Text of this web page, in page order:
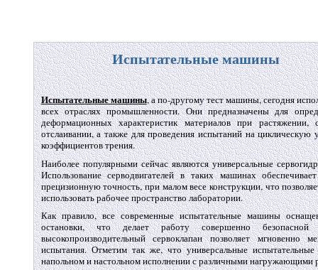
Испытательные машины
Испытательные машины, а по-другому тест машины, сегодня
всех отраслях промышленности. Они предназначены для
деформационных характеристик материалов при растяжении,
отслаивании, а также для проведения испытаний на циклическую
коэффициентов трения.
Наиболее популярными сейчас являются универсальные
Использование серводвигателей в таких машинах
прецизионную точность, при малом весе конструкции, что
использовать рабочее пространство лаборатории.
Как правило, все современные испытательные машины
остановки, что делает работу совершенно безопасной
высокопроизводительный сервоклапан позволяет мгновенно
испытания. Отметим так же, что универсальные
напольном и настольном исполнении с различными нагружающими